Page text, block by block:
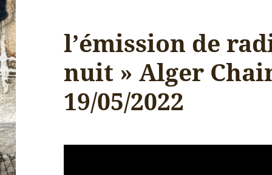
l’émission de
nuit » Alger
19/05/2022